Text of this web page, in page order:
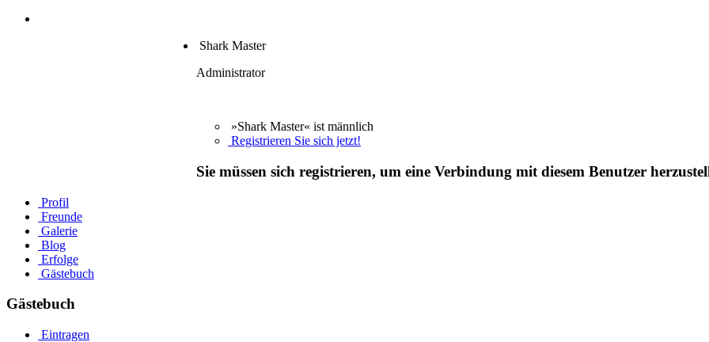
Shark Master
Administrator
»Shark Master« ist männlich
Registrieren Sie sich jetzt!
Sie müssen sich registrieren, um eine Verbindung mit diesem Benutzer
Profil
Freunde
Galerie
Blog
Erfolge
Gästebuch
Gästebuch
Eintragen